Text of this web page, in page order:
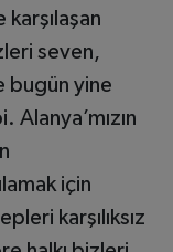
seven,
bugün yine
Alanya’mızın
için
karşılıksız